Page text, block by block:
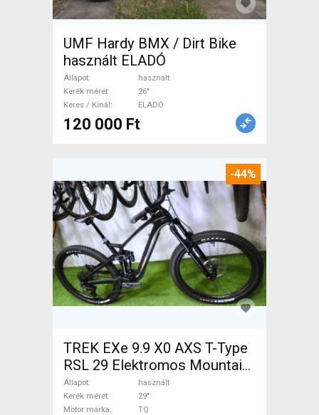
UMF Hardy BMX / Dirt Bike
használt ELADÓ
Állapot
használt
Kerék méret
26"
Keres / Kínál
ELADÓ
120 000 Ft
-44%
TREK EXe 9.9 X0 AXS T-Type
RSL 29 Elektromos Mountain
Bike 29" össztelós / fully TQ
használt ELADÓ
Állapot
használt
Kerék méret
29"
Motor márka
TQ